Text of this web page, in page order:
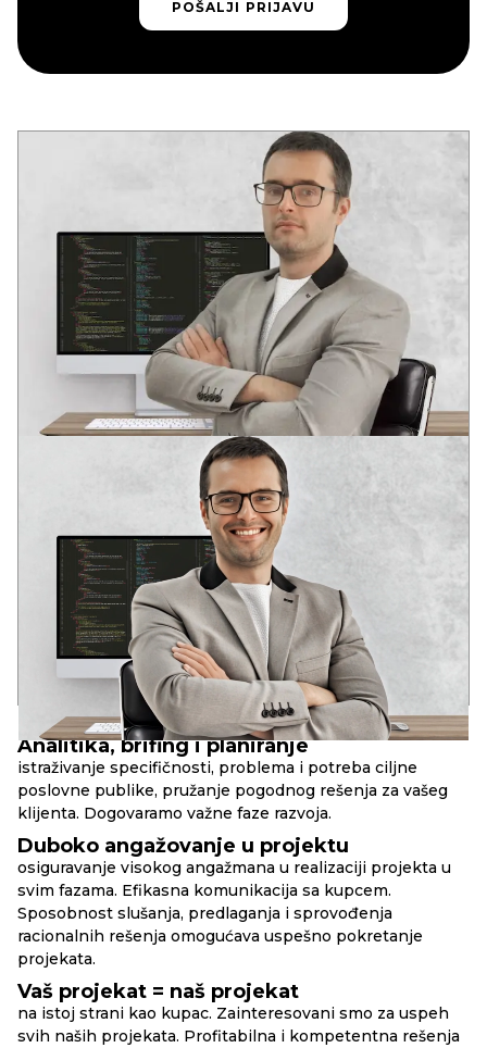
POŠALJI PRIJAVU
POŠALJI PRIJAVU
PRINCIPIRBAND
Analitika, brifing i planiranje
istraživanje specifičnosti, problema i potreba ciljne
poslovne publike, pružanje pogodnog rešenja za vašeg
klijenta. Dogovaramo važne faze razvoja.
Duboko angažovanje u projektu
osiguravanje visokog angažmana u realizaciji projekta u
svim fazama. Efikasna komunikacija sa kupcem.
Sposobnost slušanja, predlaganja i sprovođenja
racionalnih rešenja omogućava uspešno pokretanje
projekata.
Vaš projekat = naš projekat
na istoj strani kao kupac. Zainteresovani smo za uspeh
svih naših projekata. Profitabilna i kompetentna rešenja
17+
godina u razvoju
90+
uspešnih web-projekata
10+
složenih web-servisa
VODEĆI DEVELOPER
Dva stručna obrazovanja u oblasti razvoja softvera
U mladom uzrastu prepoznao potencijal informacionih
tehnologija: globalizaciju i duboku integraciju IT rešenja u
društvene strukture savremenog društva.
Iskustvo u raznim IT oblastima od 2006. godine. Analitičko
sistemsko razmišljanje. Kompetencije za rešavanje poslovnih
zadataka, DevOps, Full Stack, SEO.